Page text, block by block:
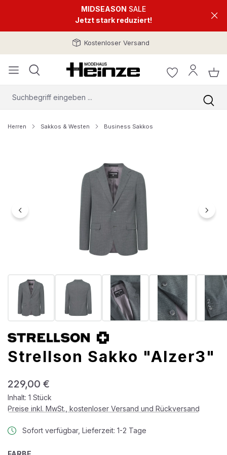
MIDSEASON SALE
Jetzt stark reduziert!
Kostenloser Versand
Herren Sakkos & Westen Business Sakkos
Strellson Sakko "Alzer3"
Regulärer Preis:
229,00 €
Inhalt: 1 Stück
Preise inkl. MwSt., kostenloser Versand und Rückversand
Sofort verfügbar, Lieferzeit: 1-2 Tage